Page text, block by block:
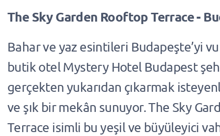
The Sky Garden Rooftop Terrace -
Bahar ve yaz esintileri Budapeşte’yi
butik otel Mystery Hotel Budapest
gerçekten yukarıdan çıkarmak
ve şık bir mekân sunuyor. The Sky
Terrace isimli bu yeşil ve büyüleyici